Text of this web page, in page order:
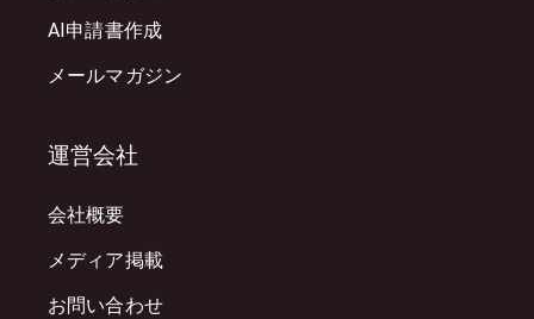
AI申請書作成
メールマガジン
運営会社
会社概要
メディア掲載
お問い合わせ